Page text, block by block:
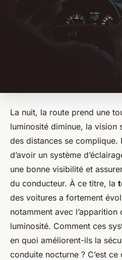
La nuit, la route prend une
luminosité diminue, la vision
des distances se complique.
d’avoir un système
une bonne visibilité et
du conducteur. À ce titre, la
des voitures a fortement
notamment avec l’apparition
luminosité. Comment ces
en quoi améliorent-ils la
conduite nocturne ? C’est